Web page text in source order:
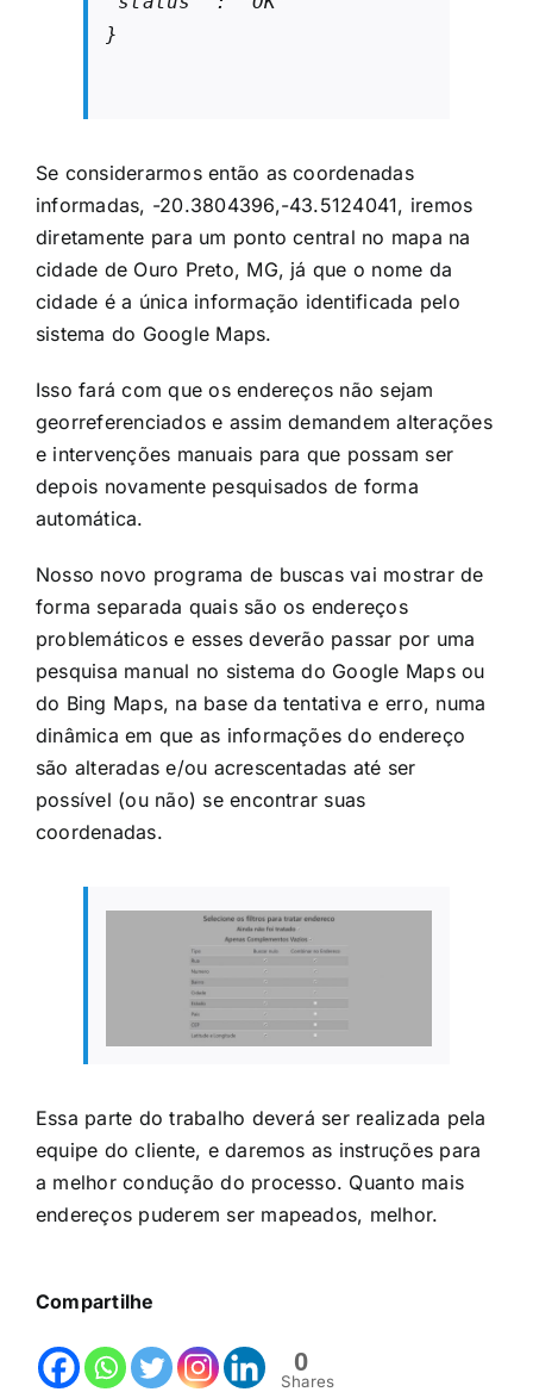
}
Se considerarmos então as coordenadas
informadas, -20.3804396,-43.5124041, iremos
diretamente para um ponto central no mapa na
cidade de Ouro Preto, MG, já que o nome da
cidade é a única informação identificada pelo
sistema do Google Maps.
Isso fará com que os endereços não sejam
georreferenciados e assim demandem alterações
e intervenções manuais para que possam ser
depois novamente pesquisados de forma
automática.
Nosso novo programa de buscas vai mostrar de
forma separada quais são os endereços
problemáticos e esses deverão passar por uma
pesquisa manual no sistema do Google Maps ou
do Bing Maps, na base da tentativa e erro, numa
dinâmica em que as informações do endereço
são alteradas e/ou acrescentadas até ser
possível (ou não) se encontrar suas
coordenadas.
Essa parte do trabalho deverá ser realizada pela
equipe do cliente, e daremos as instruções para
a melhor condução do processo. Quanto mais
endereços puderem ser mapeados, melhor.
Compartilhe
0
Shares